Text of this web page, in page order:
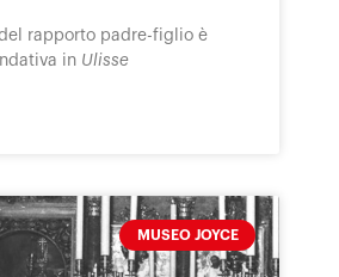
rapporto padre-figlio è
in Ulisse
MUSEO JOYCE